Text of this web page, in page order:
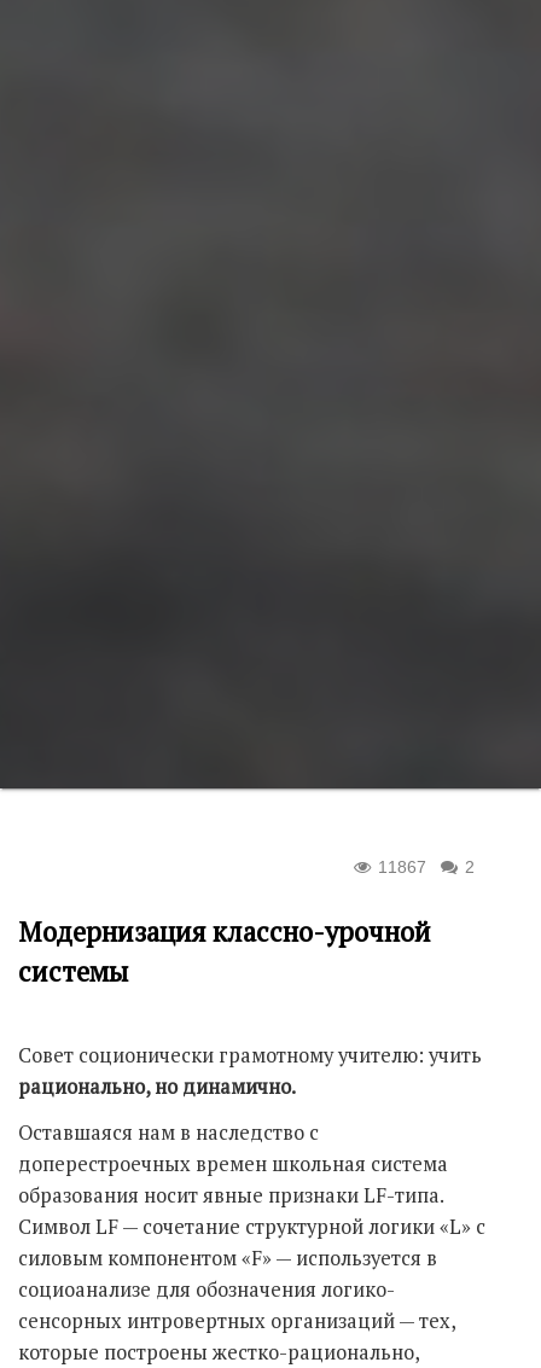
2
11867
Модернизация классно-урочной
системы
Совет соционически грамотному учителю: учить
рационально, но динамично.
Оставшаяся нам в наследство с
доперестроечных времен школьная система
образования носит явные признаки LF-типа.
Символ LF — сочетание структурной логики «L» с
силовым компонентом «F» — используется в
социоанализе для обозначения логико-
сенсорных интровертных организаций — тех,
которые построены жестко-рационально,